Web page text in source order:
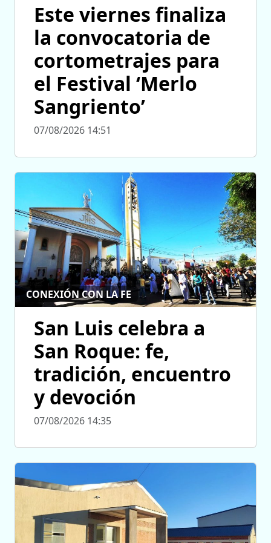
Este viernes finaliza
la convocatoria de
cortometrajes para
el Festival ‘Merlo
Sangriento’
07/08/2026 14:51
CONEXIÓN CON LA FE
San Luis celebra a
San Roque: fe,
tradición, encuentro
y devoción
07/08/2026 14:35